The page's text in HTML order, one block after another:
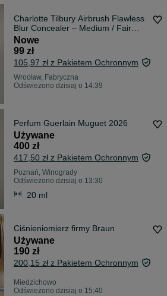
Charlotte Tilbury Airbrush Flawless
Blur Concealer – Medium / Fair
Medium – nowy, oryginalny
Nowe
99 zł
105,97 zł z Pakietem Ochronnym
Wrocław, Fabryczna
Odświeżono dzisiaj o 14:39
Perfum Guerlain Muguet 2026
Używane
400 zł
417,50 zł z Pakietem Ochronnym
Poznań, Winogrady
Odświeżono dzisiaj o 13:30
20 ml
Ciśnieniomierz firmy Braun
Używane
190 zł
200,15 zł z Pakietem Ochronnym
Miedzichowo
Odświeżono dzisiaj o 15:40